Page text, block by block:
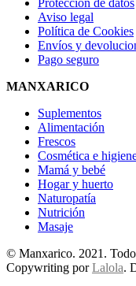
Protección de datos
Aviso legal
Política de Cookies
Envíos y
Pago seguro
MANXARICO
Suplementos
Alimentación
Frescos
Cosmética e
Mamá y bebé
Hogar y huerto
Naturopatía
Nutrición
Masaje
© Manxarico. 2021.
Copywriting porLalola.